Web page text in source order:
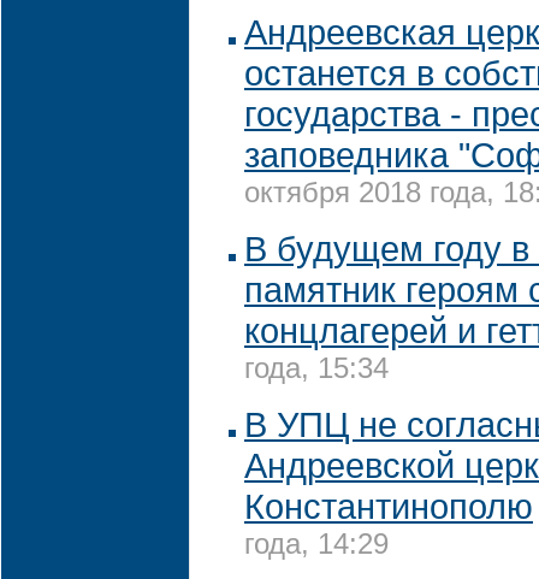
Андреевская
останется в
государства -
заповедника
октября 2018 года,
В будущем году
памятник героям
концлагерей и
года, 15:34
В УПЦ не
Андреевской
Константинополю
года, 14:29